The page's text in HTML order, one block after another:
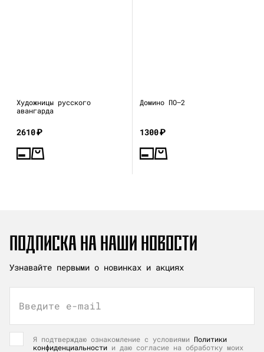
Художницы русского
авангарда
2610₽
Домино ПО—2
1300₽
ПОДПИСКА НА НАШИ НОВОСТИ
Узнавайте первыми о новинках и акциях
Введите e-mail
Я подтверждаю ознакомление с условиями Политики
конфиденциальности и даю согласие на обработку моих